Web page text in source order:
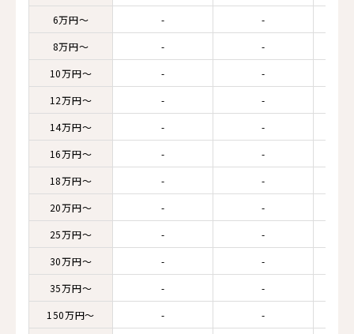
6万円～
-
-
8万円～
-
-
10万円～
-
-
12万円～
-
-
14万円～
-
-
16万円～
-
-
18万円～
-
-
20万円～
-
-
25万円～
-
-
30万円～
-
-
35万円～
-
-
150万円～
-
-